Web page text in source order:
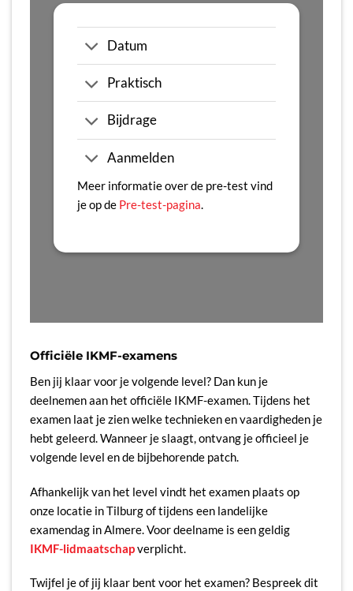
Datum
Praktisch
Bijdrage
Aanmelden
Meer informatie over de pre-test vind
je op de Pre-test-pagina
Officiële IKMF-examens
Ben jij klaar voor je volgende level? Dan kun je
deelnemen aan het officiële IKMF-examen. Tijdens het
examen laat je zien welke technieken en vaardigheden je
hebt geleerd. Wanneer je slaagt, ontvang je officieel je
volgende level en de bijbehorende patch.
Afhankelijk van het level vindt het examen plaats op
onze locatie in Tilburg of tijdens een landelijke
examendag in Almere. Voor deelname is een geldig
IKMF-lidmaatschapverplicht.
Twijfel je of jij klaar bent voor het examen? Bespreek dit